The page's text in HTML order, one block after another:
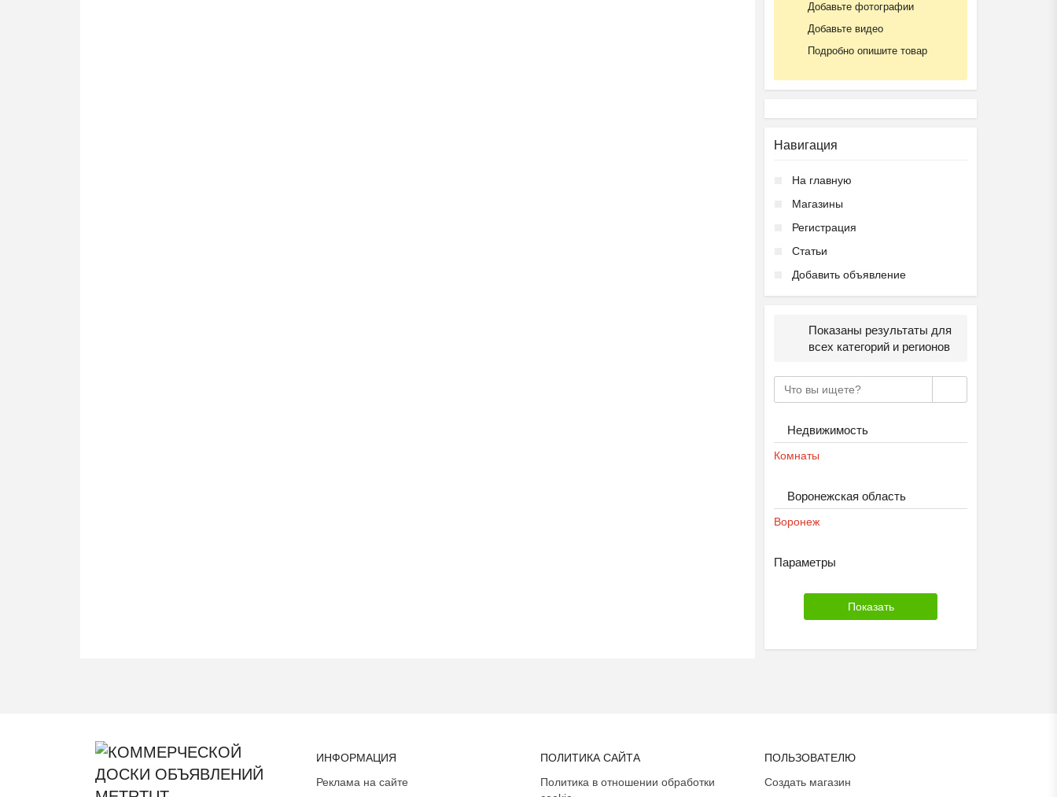
Добавьте фотографии
Добавьте видео
Подробно опишите товар
Навигация
На главную
Магазины
Регистрация
Статьи
Добавить объявление
Показаны результаты для
всех категорий и регионов
Недвижимость
Комнаты
Воронежская область
Воронеж
Параметры
ИНФОРМАЦИЯ
Реклама на сайте
ПОЛИТИКА САЙТА
Политика в отношении обработки
ПОЛЬЗОВАТЕЛЮ
Создать магазин